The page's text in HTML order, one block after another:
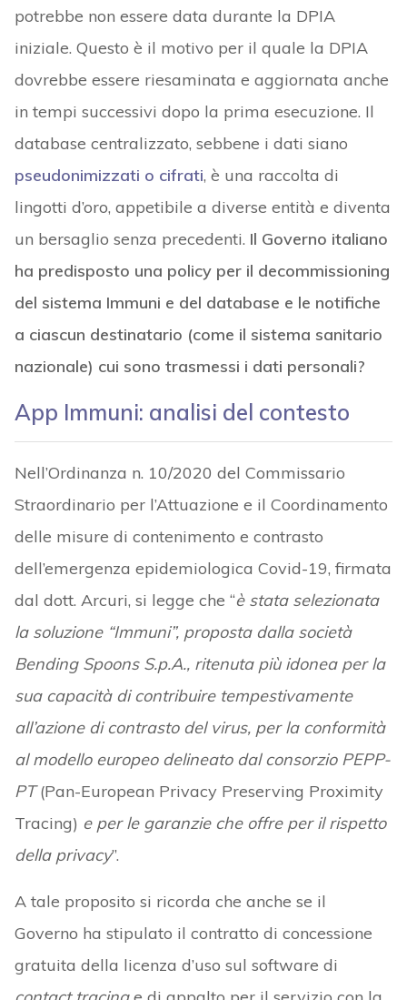
potrebbe non essere data durante la DPIA
iniziale. Questo è il motivo per il quale la DPIA
dovrebbe essere riesaminata e aggiornata anche
in tempi successivi dopo la prima esecuzione. Il
database centralizzato, sebbene i dati siano
pseudonimizzati o cifrati, è una raccolta di
lingotti d’oro, appetibile a diverse entità e diventa
un bersaglio senza precedenti. Il Governo italiano
ha predisposto una policy per il decommissioning
del sistema Immuni e del database e le notifiche
a ciascun destinatario (come il sistema sanitario
nazionale) cui sono trasmessi i dati personali?
App Immuni: analisi del contesto
Nell’Ordinanza n. 10/2020 del Commissario
Straordinario per l’Attuazione e il Coordinamento
delle misure di contenimento e contrasto
dell’emergenza epidemiologica Covid-19, firmata
dal dott. Arcuri, si legge che “è stata selezionata
la soluzione “Immuni”, proposta dalla società
Bending Spoons S.p.A., ritenuta più idonea per la
sua capacità di contribuire tempestivamente
all’azione di contrasto del virus, per la conformità
al modello europeo delineato dal consorzio PEPP-
PT(Pan-European Privacy Preserving Proximity
Tracing) e per le garanzie che offre per il rispetto
della privacy”.
A tale proposito si ricorda che anche se il
Governo ha stipulato il contratto di concessione
gratuita della licenza d’uso sul software di